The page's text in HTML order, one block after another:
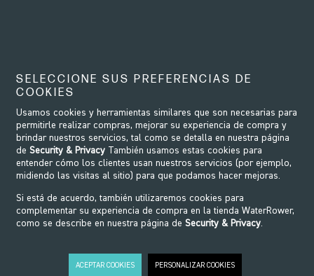
SELECCIONE SUS PREFERENCIAS DE
COOKIES
Usamos cookies y herramientas similares que son necesarias para
permitirle realizar compras, mejorar su experiencia de compra y
brindar nuestros servicios, tal como se detalla en nuestra página
de Security & Privacy También usamos estas cookies para
entender cómo los clientes usan nuestros servicios (por ejemplo,
midiendo las visitas al sitio) para que podamos hacer mejoras.
Si está de acuerdo, también utilizaremos cookies para
complementar su experiencia de compra en la tienda WaterRower,
como se describe en nuestra página de Security & Privacy.
ACEPTAR COOKIES PERSONALIZAR COOKIES